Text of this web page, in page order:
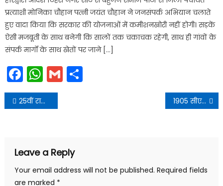
प्रत्याशी मोनिका चौहान पत्नी जयंत चौहान ने जनसंपर्क अभियान चलाते
हुए वादा किया कि सरकार की योजनाओं में कमीशनखोरी नहीं होगी। सड़कें
ऐसी मजबूती के साथ बनेगी कि सालों तक चकाचक रहेगी, साथ ही गांवों के
संपर्क मार्गों के साथ खेतों पर जाने […]
Facebook
WhatsApp
Gmail
Post
navigation
25वीं राज्य स्तरीय समन्वय समिति की बैठक आयोजित 1905 सीएम हेल्पलाइन पर हो रहा शीघ्रता से समाधान
Leave a Reply
Your email address will not be published. Required fields
are marked *